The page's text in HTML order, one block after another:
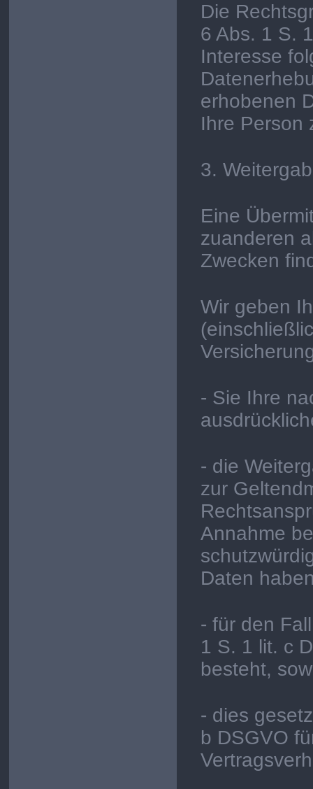
Die
6 Abs. 1 S.
Interesse
erhobenen
Ihre Person
3.
Eine
zuanderen
Zwecken
Wir geben
- Sie Ihre
- die
zur
Annahme
Daten
- für den
1 S. 1 lit. c
besteht,
- dies
b DSGVO